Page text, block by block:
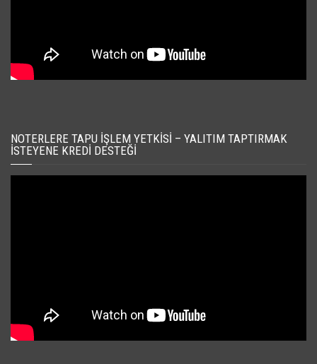
NOTERLERE TAPU İŞLEM YETKISI – YALITIM TAPTIRMAK
İSTEYENE KREDI DESTEĞI